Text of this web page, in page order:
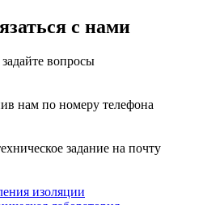
с нами
вопросы
нам по номеру телефона
задание на почту